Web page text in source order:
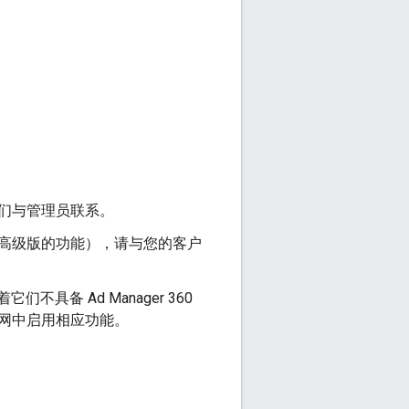
管理员联系。
级版的功能），请与您的客户
它们不具备 Ad Manager 360
启用相应功能。